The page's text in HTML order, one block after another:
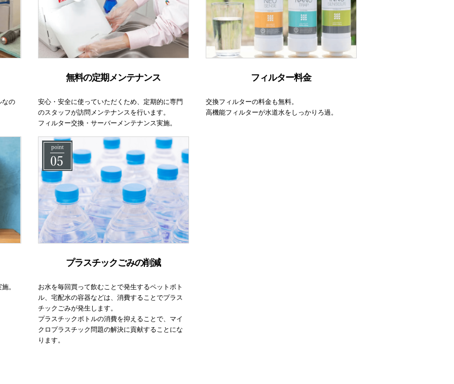
なの
無料の定期メンテナンス
安心・安全に使っていただくため、定期的に専門
のスタッフが訪問メンテナンスを行います。
フィルター交換・サーバーメンテナンス実施。
フィルター料金
交換フィルターの料金も無料。
高機能フィルターが水道水をしっかりろ過。
。
プラスチックごみの削減
お水を毎回買って飲むことで発生するペットボト
ル、宅配水の容器などは、消費することでプラス
チックごみが発生します。
プラスチックボトルの消費を抑えることで、マイ
クロプラスチック問題の解決に貢献することにな
ります。